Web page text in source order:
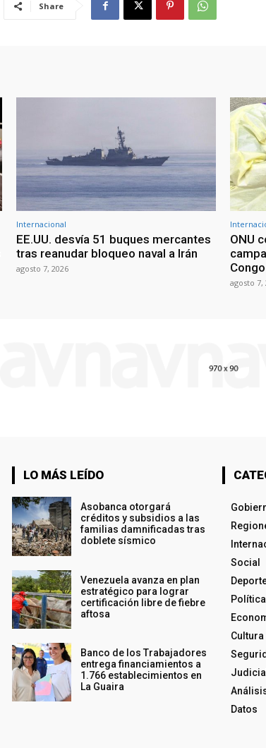
Share
Internacional
EE.UU. desvía 51 buques mercantes
tras reanudar bloqueo naval a Irán
agosto 7, 2026
ONU
Congo
agosto 7,
LO MÁS LEÍDO
Asobanca otorgará
créditos y subsidios a las
familias damnificadas tras
doblete sísmico
Venezuela avanza en plan
estratégico para lograr
certificación libre de fiebre
aftosa
Banco de los Trabajadores
entrega financiamientos a
1.766 establecimientos en
La Guaira
Social
Política
Cultura
Datos